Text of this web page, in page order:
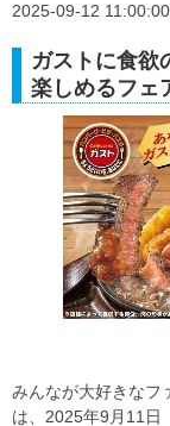
2025-09-12 11:00:00
ガストに食欲
楽しめるフェ
みんなが大好きなフ
は、2025年9月11日